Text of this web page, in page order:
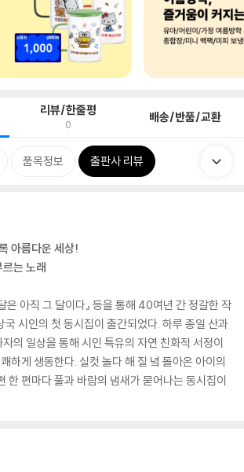
리뷰/한줄평
0 배송/반품/교환
품목정보 출판사 리뷰
아름다운 세상!
는 노래
달은 아직 그 달이다』 등을 통해 40여년 간 정갈한 작
국 시인의 첫 동시집이 출간되었다. 하루 종일 산과
의 일상을 통해 시인 특유의 자연 친화적 서정이
하게 생동한다. 실컷 놀다 해 질 녘 돌아온 아이의
한 편마다 풀과 바람의 냄새가 묻어나는 동시집이